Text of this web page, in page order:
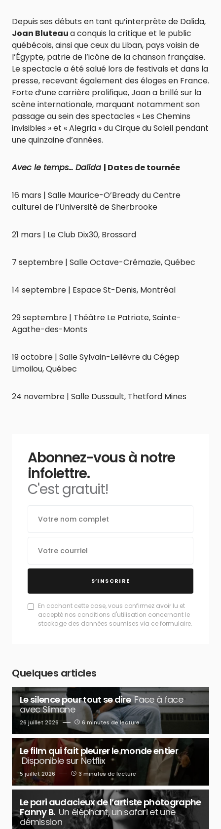
Depuis ses débuts en tant qu’interprète de Dalida,
Joan Bluteaua conquis la critique et le public
québécois, ainsi que ceux du Liban, pays voisin de
l’Égypte, patrie de l’icône de la chanson française.
Le spectacle a été salué lors de festivals et dans la
presse, recevant également des éloges en France.
Forte d’une carrière prolifique, Joan a brillé sur la
scène internationale, marquant notamment son
passage au sein des spectacles « Les Chemins
invisibles » et « Alegria » du Cirque du Soleil pendant
une quinzaine d’années.
Avec le temps… Dalida | Dates de tournée
16 mars | Salle Maurice-O’Bready du Centre
culturel de l’Université de Sherbrooke
21 mars | Le Club Dix30, Brossard
7 septembre | Salle Octave-Crémazie, Québec
14 septembre | Espace St-Denis, Montréal
29 septembre | Théâtre Le Patriote, Sainte-
Agathe-des-Monts
19 octobre | Salle Sylvain-Lelièvre du Cégep
Limoilou, Québec
24 novembre | Salle Dussault, Thetford Mines
Abonnez-vous à notre
infolettre.
C'est gratuit!
S’INSCRIRE
En cochant cette case, vous confirmez avoir lu et
accepté nos conditions d'utilisation concernant le
stockage des données soumises via ce formulaire.
Quelques articles
Le silence pour tout se dire Face à face
avec Slimane
26 juillet 2026 6 minutes de lecture
Le film qui fait pleurer le monde entier
Disponible sur Netflix
5 juillet 2026 3 minutes de lecture
Le pari audacieux de l’artiste photographe
Fanny B. Un éléphant, un safari et une
démission